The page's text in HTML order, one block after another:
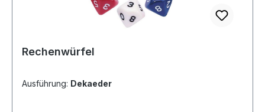
Rechenwürfel
Ausführung: Dekaeder